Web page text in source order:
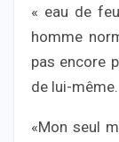
« eau de
homme
pas encore
de lui-même.
«Mon seul